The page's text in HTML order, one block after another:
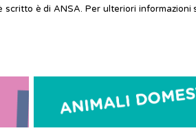
è di ANSA. Per ulteriori